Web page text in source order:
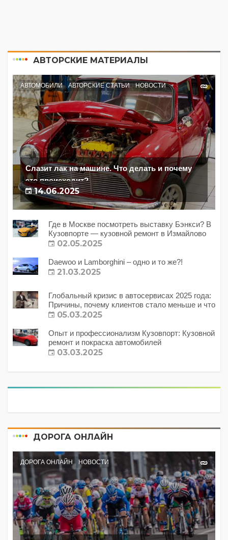
АВТОРСКИЕ МАТЕРИАЛЫ
АВТОМОБИЛИ АВТОРСКИЕ СТАТЬИ НОВОСТИ
Слазит лак на машине. Что делать и почему
это происходит?
14.06.2025
Где в Москве посмотреть выставку Бэнкси? В
Кузовпорте — кузовной ремонт в Измайлово
02.05.2025
Daewoo и Lamborghini – одно и то же?!
21.03.2025
Глобальный кризис в автосервисах 2025 года:
Причины, почему клиентов стало меньше и что
с этим делать?
05.03.2025
Опыт и профессионализм Кузовпорт: Кузовной
ремонт и покраска автомобилей
03.03.2025
ДОРОГА ОНЛАЙН
ДОРОГА ОНЛАЙН НОВОСТИ